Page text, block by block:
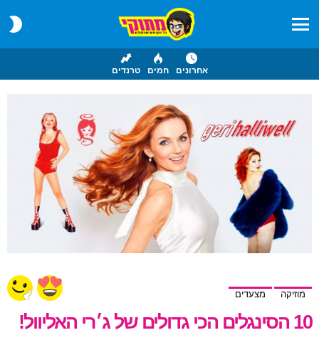
אחרונים חמים טרנדים
מוזיקה מצעדים
10 הסינגלים הכי גדולים של ג׳רי האליוול!